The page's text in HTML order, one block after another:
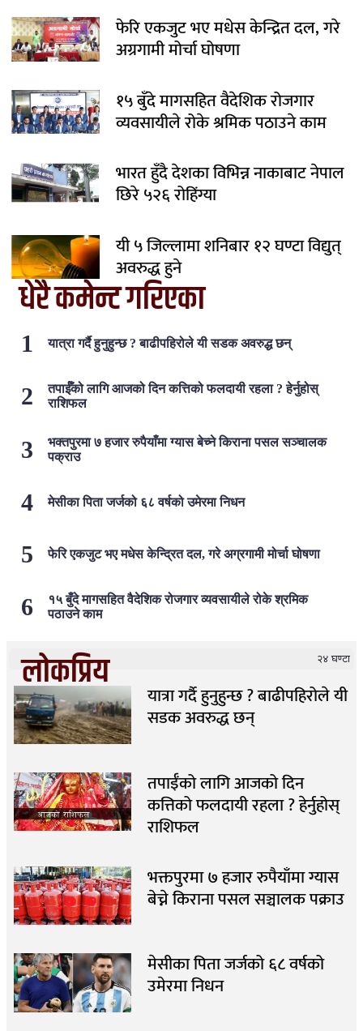
फेरि एकजुट भए मधेस केन्द्रित दल, गरे
अग्रगामी मोर्चा घोषणा
१५ बुँदे मागसहित वैदेशिक रोजगार
व्यवसायीले रोके श्रमिक पठाउने काम
भारत हुँदै देशका विभिन्न नाकाबाट नेपाल
छिरे ५२६ रोहिंग्या
यी ५ जिल्लामा शनिबार १२ घण्टा विद्युत्
अवरुद्ध हुने
धेरै कमेन्ट गरिएका
यात्रा गर्दै हुनुहुन्छ ? बाढीपहिरोले यी सडक अवरुद्ध छन्
तपाईँको लागि आजको दिन कत्तिको फलदायी रहला ? हेर्नुहोस्
राशिफल
भक्तपुरमा ७ हजार रुपैयाँमा ग्यास बेच्ने किराना पसल सञ्चालक
पक्राउ
मेसीका पिता जर्जको ६८ वर्षको उमेरमा निधन
फेरि एकजुट भए मधेस केन्द्रित दल, गरे अग्रगामी मोर्चा घोषणा
१५ बुँदे मागसहित वैदेशिक रोजगार व्यवसायीले रोके श्रमिक
पठाउने काम
लोकप्रिय २४ घण्टा
यात्रा गर्दै हुनुहुन्छ ? बाढीपहिरोले यी
सडक अवरुद्ध छन्
तपाईँको लागि आजको दिन
कत्तिको फलदायी रहला ? हेर्नुहोस्
राशिफल
भक्तपुरमा ७ हजार रुपैयाँमा ग्यास
बेच्ने किराना पसल सञ्चालक पक्राउ
मेसीका पिता जर्जको ६८ वर्षको
उमेरमा निधन